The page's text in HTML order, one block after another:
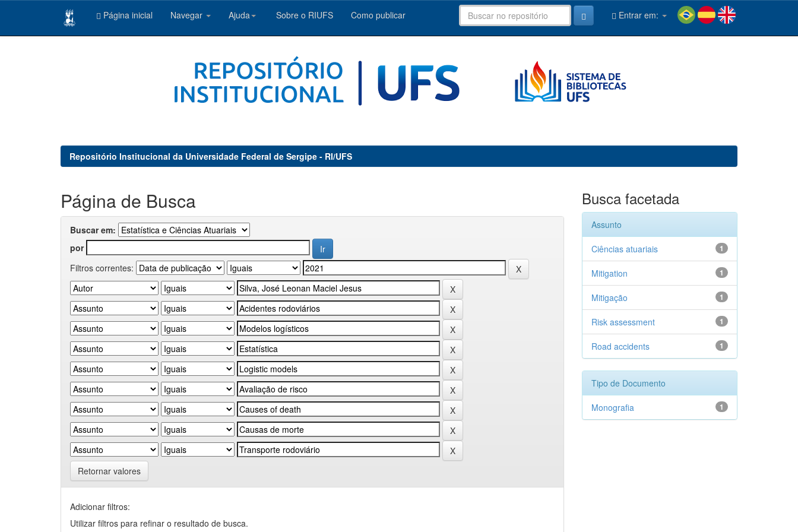
Página inicial Navegar Ajuda Sobre o RIUFS Como publicar Entrar em:
Repositório Institucional da Universidade Federal de Sergipe - RI/UFS
Página de Busca
Buscar em:
por
Filtros correntes:
Retornar valores
Adicionar filtros:
Utilizar filtros para refinar o resultado de busca.
Busca facetada
Assunto
1
Ciências atuariais
1
Mitigation
1
Mitigação
1
Risk assessment
1
Road accidents
Tipo de Documento
1
Monografia